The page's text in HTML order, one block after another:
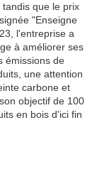
que le prix
"Enseigne
l'entreprise a
à améliorer ses
émissions de
une attention
carbone et
objectif de 100
en bois d'ici fin